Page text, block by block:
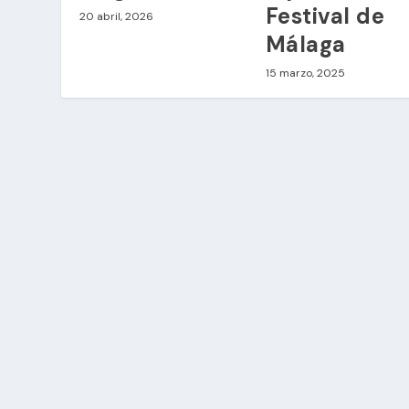
20 abril, 2026
Festival de
Málaga
15 marzo, 2025